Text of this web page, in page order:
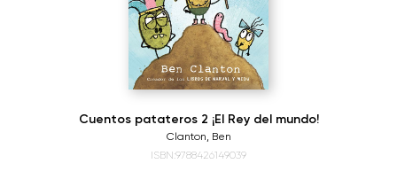
Cuentos patateros 2 ¡El Rey del mundo!
Clanton, Ben
ISBN:9788426149039